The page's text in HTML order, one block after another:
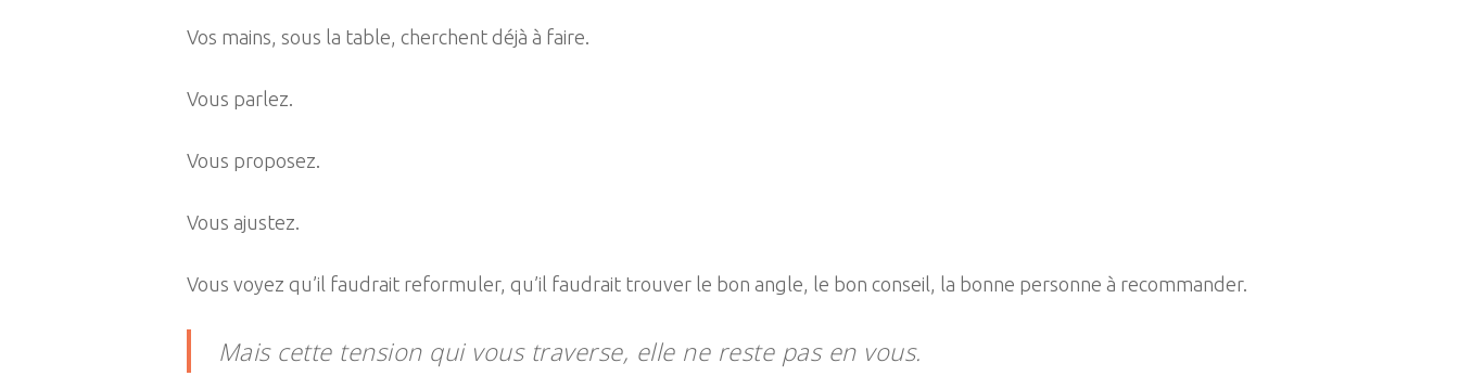
Vos mains, sous la table, cherchent déjà à faire.
Vous parlez.
Vous proposez.
Vous ajustez.
Vous voyez qu’il faudrait reformuler, qu’il faudrait trouver le bon angle, le bon conseil, la bonne personne à recommander.
Mais cette tension qui vous traverse, elle ne reste pas en vous.